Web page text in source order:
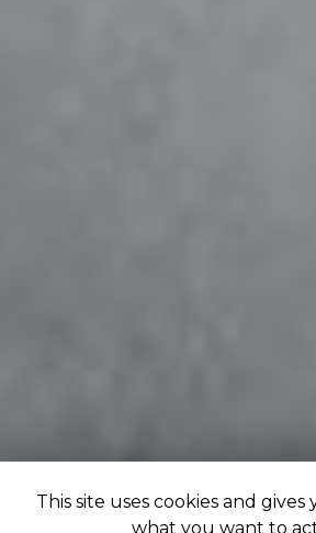
This site uses cookies and
what you want to